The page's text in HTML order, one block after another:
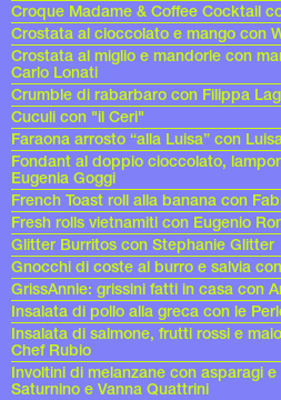
Croque Madame & Coffee Cocktail
Crostata al cioccolato e mango con
Crostata al miglio e mandorle con
Carlo Lonati
Crumble di rabarbaro con Filippa
Cuculi con "il Ceri"
Faraona arrosto “alla Luisa” con
Fondant al doppio cioccolato,
Eugenia Goggi
French Toast roll alla banana con
Fresh rolls vietnamiti con Eugenio
Glitter Burritos con Stephanie Glitter
Gnocchi di coste al burro e salvia
GrissAnnie: grissini fatti in casa con
Insalata di pollo alla greca con le
Insalata di salmone, frutti rossi e
Chef Rubio
Involtini di melanzane con asparagi
Saturnino e Vanna Quattrini